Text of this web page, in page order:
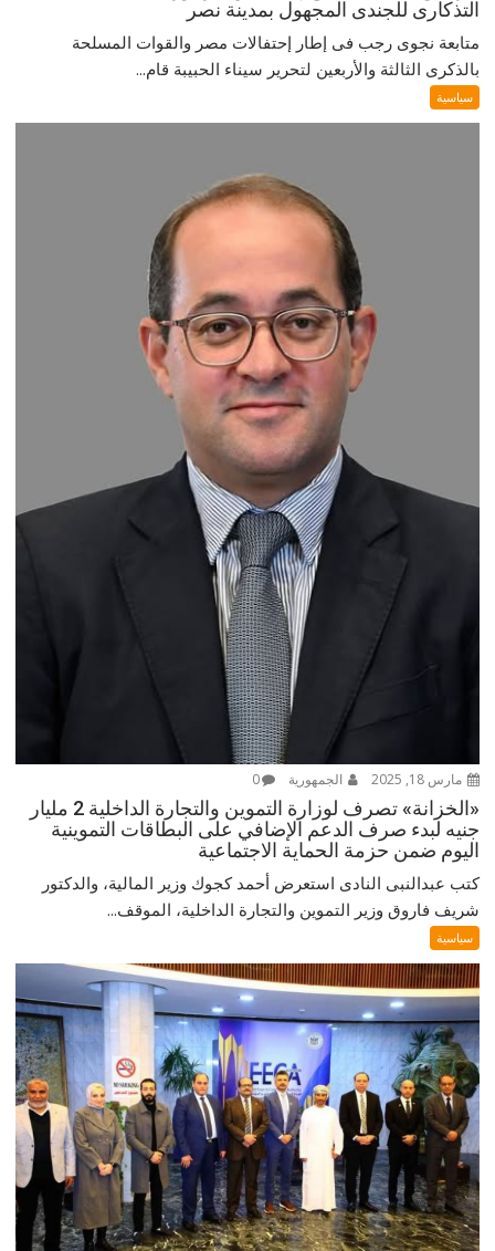
التذكارى للجندى المجهول بمدينة نصر
متابعة نجوى رجب فى إطار إحتفالات مصر والقوات المسلحة
بالذكرى الثالثة والأربعين لتحرير سيناء الحبيبة قام...
سياسية
مارس 18, 2025 الجمهورية 0
«الخزانة» تصرف لوزارة التموين والتجارة الداخلية 2 مليار
جنيه لبدء صرف الدعم الإضافي على البطاقات التموينية
اليوم ضمن حزمة الحماية الاجتماعية
كتب عبدالنبى النادى استعرض أحمد كجوك وزير المالية، والدكتور
شريف فاروق وزير التموين والتجارة الداخلية، الموقف...
سياسية